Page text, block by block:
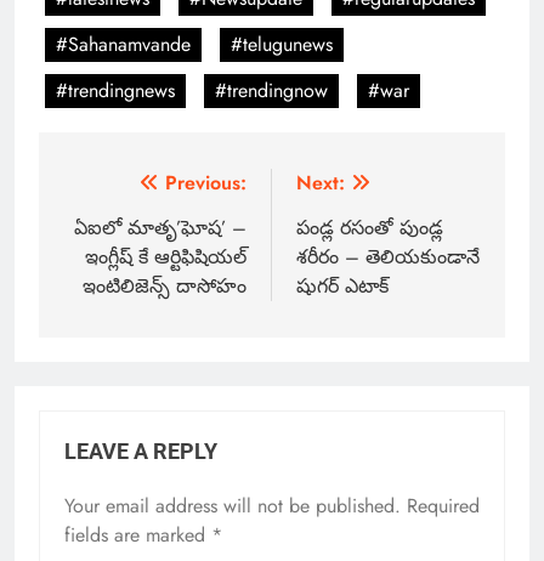
#Sahanamvande
#telugunews
#trendingnews
#trendingnow #war
Previous:
ఏఐలో మాతృ’ఘోష’ –
ఇంగ్లీష్‌ కే ఆర్టిఫిషియల్
ఇంటిలిజెన్స్ దాసోహం
Next:
పండ్ల రసంతో పుండ్ల
శరీరం – తెలియకుండానే
షుగర్ ఎటాక్
LEAVE A REPLY
Your email address will not be published. Required
fields are marked *